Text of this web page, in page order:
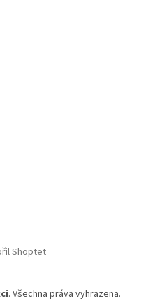
Shoptet
. Všechna práva vyhrazena.